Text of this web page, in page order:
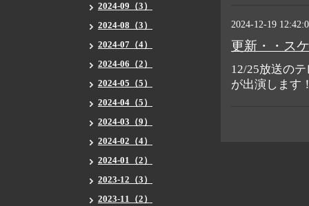
2024-12-19
更新・・ス
12/25放送の
が出演します
2024-09（3）
2024-08（3）
2024-07（4）
2024-06（2）
2024-05（5）
2024-04（5）
2024-03（9）
2024-02（4）
2024-01（2）
2023-12（3）
2023-11（2）